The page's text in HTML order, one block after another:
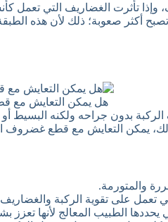
تأثرت الغضاريف التي تعمل
أكثر صعوبة؛ ذلك لأن هذه
هل يمكن التعايش مع
بدون جراحه ولكنه البسيط
يمكن التعايش مع قطع غضروف
والمتورمة.
تعمل على تقوية الركبة
يحددها الطبيب المعالج لأنها